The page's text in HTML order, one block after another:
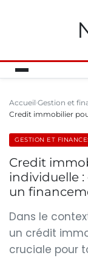
Accueil Gestion et
Credit immobilier
GESTION ET
Credit
individuelle
un
Dans le
un crédit
cruciale pour